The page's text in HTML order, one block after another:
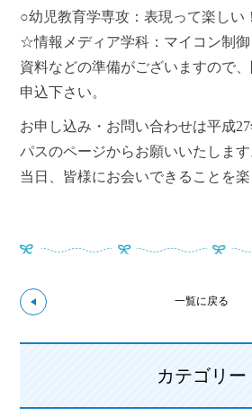
○幼児教育学専攻：表現って楽しい
☆情報メディア学科：マイコン制御
資料などの準備がございますので
申込下さい。
お申し込み・お問い合わせは平成
パスのページからお願いいたします
当日、皆様にお会いできることを楽
↼前の記事へ 一覧に戻る
カテゴリー